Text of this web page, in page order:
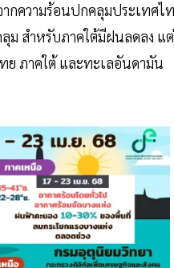
กความร้อนปกคลุมประเทศไ
ม สำหรับภาคใต้มีฝนลดลง แต่
ย ภาคใต้ และทะเลอันดามัน